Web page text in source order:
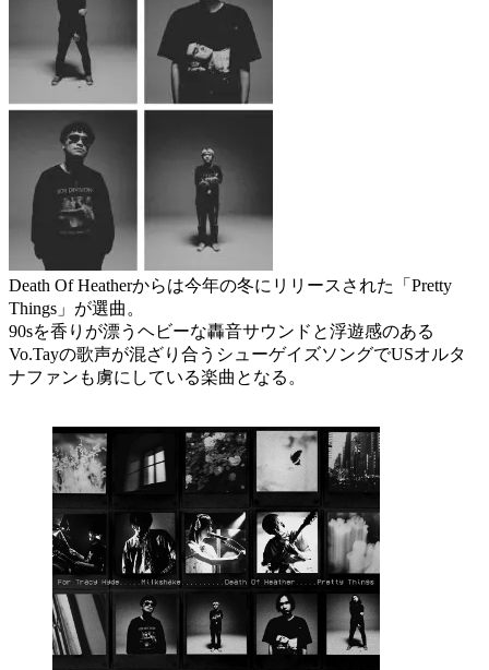
Death Of Heatherからは今年の冬にリリースされた「Pretty
Things」が選曲。
90sを香りが漂うヘビーな轟音サウンドと浮遊感のある
Vo.Tayの歌声が混ざり合うシューゲイズソングでUSオルタ
ナファンも虜にしている楽曲となる。